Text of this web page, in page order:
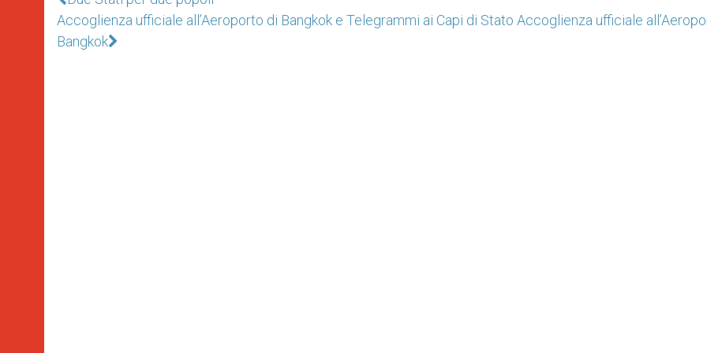
Accoglienza ufficiale all’Aeroporto di Bangkok e Telegrammi ai Capi di Stato Accoglienza ufficiale
Bangkok